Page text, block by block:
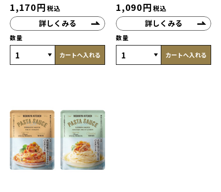
1,170円税込
詳しくみる
数量
カートへ入れる
1,090円税込
詳しくみる
数量
カートへ入れる